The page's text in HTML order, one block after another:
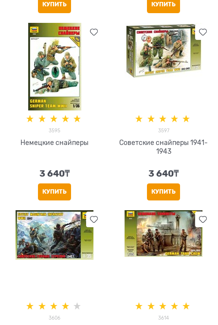
КУПИТЬ КУПИТЬ
3595
Немецкие снайперы
3 640₸
КУПИТЬ
3597
Советские снайперы 1941-
1943
3 640₸
КУПИТЬ
3606 3614